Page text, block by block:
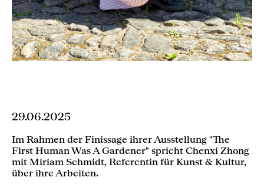
29.06.2025
Im Rahmen der Finissage ihrer Ausstellung "The
First Human Was A Gardener" spricht Chenxi Zhong
mit Miriam Schmidt, Referentin für Kunst & Kultur,
über ihre Arbeiten.